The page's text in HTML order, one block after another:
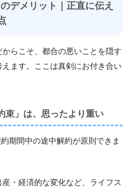
デメリット｜正直に伝え
らこそ、都合の悪いことを隠す
ます。ここは真剣にお付き合い
束」は、思ったより重い
期間中の途中解約が原則できま
・経済的な変化など、ライフス